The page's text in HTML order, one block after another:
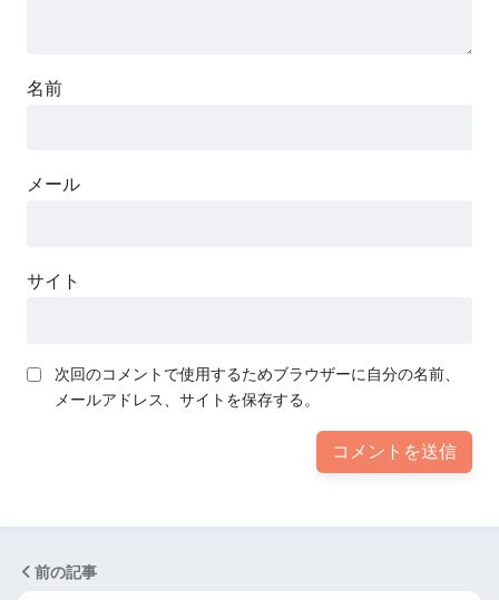
名前
メール
サイト
次回のコメントで使用するためブラウザーに自分の名前、
メールアドレス、サイトを保存する。
前の記事